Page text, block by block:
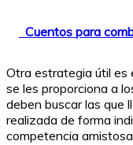
Cuentos para
Otra estrategia útil es
se les proporciona a
deben buscar las que
realizada de forma
competencia